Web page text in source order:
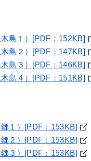
島１）[PDF：152KB]
島２）[PDF：147KB]
島３）[PDF：146KB]
島４）[PDF：151KB]
１）[PDF：153KB]
２）[PDF：153KB]
３）[PDF：153KB]